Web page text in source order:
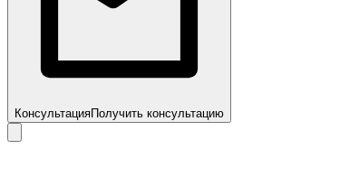
КонсультацияПолучить консультацию